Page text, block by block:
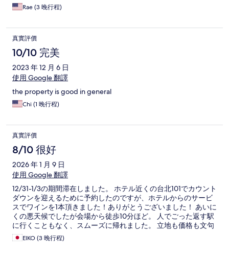
Rae (3 晚行程)
真實評價
10/10 完美
2023 年 12 月 6 日
使用 Google 翻譯
the property is good in general
Chi (1 晚行程)
真實評價
8/10 很好
2026 年 1 月 9 日
使用 Google 翻譯
12/31-1/3の期間滞在しました。 ホテル近くの台北101でカウント
ダウンを迎えるために予約したのですが、ホテルからのサービ
スでワインを1本頂きました！ありがとうございました！ あいに
くの悪天候でしたが会場から徒歩10分ほど。 人でごった返す駅
に行くこともなく、スムーズに帰れました。 立地も価格も文句
なしです。ただ冬に暖房が効かないのは大変でした。 掃除も
隅々まで行き届いてるわけではないですが、長期滞在には申し
EIKO (3 晚行程)